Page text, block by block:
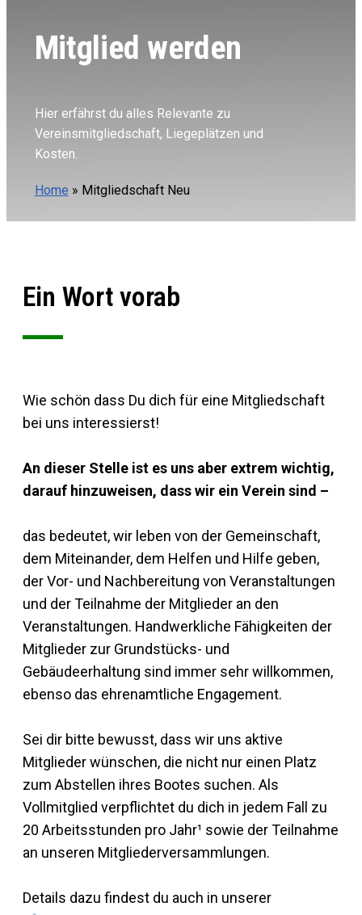
Mitglied werden
Hier erfährst du alles Relevante zu
Vereinsmitgliedschaft, Liegeplätzen und
Kosten.
Home » Mitgliedschaft Neu
Ein Wort vorab
Wie schön dass Du dich für eine Mitgliedschaft
bei uns interessierst!
An dieser Stelle ist es uns aber extrem wichtig,
darauf hinzuweisen, dass wir ein Verein sind –
das bedeutet, wir leben von der Gemeinschaft,
dem Miteinander, dem Helfen und Hilfe geben,
der Vor- und Nachbereitung von Veranstaltungen
und der Teilnahme der Mitglieder an den
Veranstaltungen. Handwerkliche Fähigkeiten der
Mitglieder zur Grundstücks- und
Gebäudeerhaltung sind immer sehr willkommen,
ebenso das ehrenamtliche Engagement.
Sei dir bitte bewusst, dass wir uns aktive
Mitglieder wünschen, die nicht nur einen Platz
zum Abstellen ihres Bootes suchen. Als
Vollmitglied verpflichtet du dich in jedem Fall zu
20 Arbeitsstunden pro Jahr¹ sowie der Teilnahme
an unseren Mitgliederversammlungen.
Details dazu findest du auch in unserer